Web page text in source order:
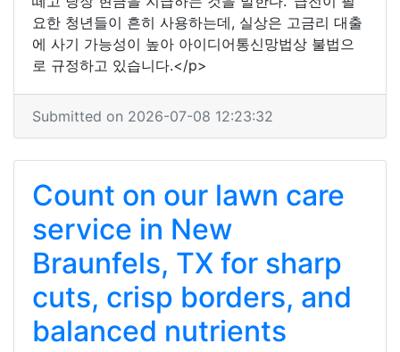
요한 청년들이 흔히 사용하는데, 실상은 고금리 대출
에 사기 가능성이 높아 아이디어통신망법상 불법으
로 규정하고 있습니다.</p>
Submitted on 2026-07-08 12:23:32
Count on our lawn care
service in New
Braunfels, TX for sharp
cuts, crisp borders, and
balanced nutrients